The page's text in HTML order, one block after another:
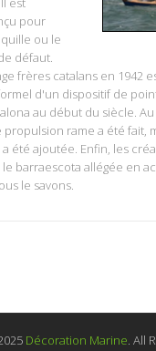
pour
ou le
défaut.
frères catalans en 1942
d'un dispositif de
au début du siècle.
propulsion rame a été fait,
été ajoutée. Enfin, les
barraescota allégée en
le savons.
Décoration Marine. All